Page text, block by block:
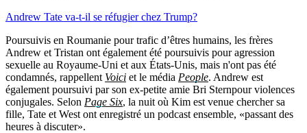
Andrew Tate va-t-il se réfugier chez Trump?
Poursuivis en Roumanie pour trafic d’êtres humains, les frères
Andrew et Tristan ont également été poursuivis pour agression
sexuelle au Royaume-Uni et aux États-Unis, mais n'ont pas été
condamnés, rappellent Voici et le média People. Andrew est
également poursuivi par son ex-petite amie Bri Sternpour violences
conjugales. Selon Page Six, la nuit où Kim est venue chercher sa
fille, Tate et West ont enregistré un podcast ensemble, «passant des
heures à discuter».